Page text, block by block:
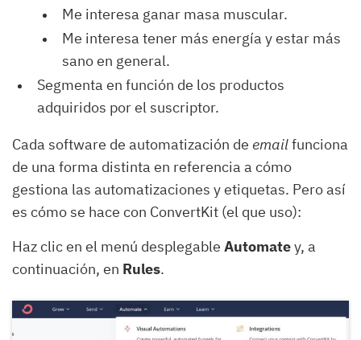
Me interesa ganar masa muscular.
Me interesa tener más energía y estar más
sano en general.
Segmenta en función de los productos
adquiridos por el suscriptor.
Cada software de automatización de emailfunciona
de una forma distinta en referencia a cómo
gestiona las automatizaciones y etiquetas. Pero así
es cómo se hace con ConvertKit (el que uso):
Haz clic en el menú desplegable Automatey, a
continuación, en Rules.